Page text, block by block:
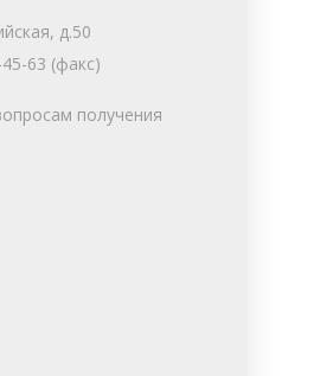
д.50
63 (факс)
получения